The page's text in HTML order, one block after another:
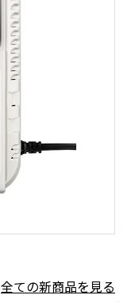
全ての新商品を見る